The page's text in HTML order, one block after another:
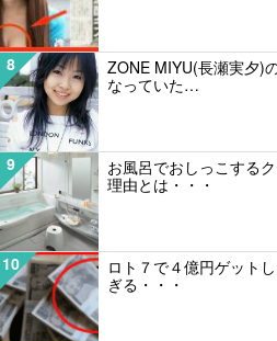
8
ZONE MIYU(長瀬実夕)
なっていた…
9
お風呂でおしっこする
理由とは・・・
10
ロト７で４億円ゲット
ぎる・・・